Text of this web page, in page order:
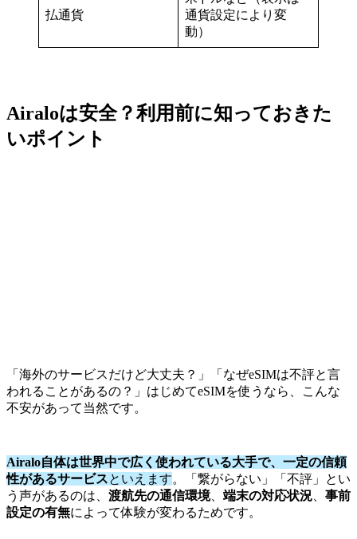
払通貨
通貨設定により変
動）
Airaloは安全？利用前に知っておきた
いポイント
「海外のサービスだけど大丈夫？」「なぜeSIMは不評と言
われることがあるの？」はじめてeSIMを使うなら、こんな
不安があって当然です。
Airalo自体は世界中で広く使われている大手で、一定の信頼
性があるサービスといえます。「繋がらない」「不評」とい
う声があるのは、 渡航先の通信環境、 端末の対応状況
事前
設定の有無によって体験が変わるためです。